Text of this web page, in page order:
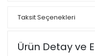
Taksit Seçenekleri
Ürün Detay ve